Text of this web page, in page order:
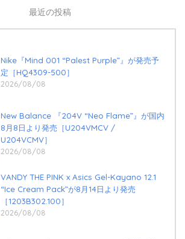
最近の投稿
Nike『Mind 001 “Palest Purple”』が発売予
定［HQ4309-500］
2026/08/08
New Balance 『204V “Neo Flame”』が国内
8月8日より発売［U204VMCV /
U204VCMV］
2026/08/08
VANDY THE PINK x Asics Gel-Kayano 12.1
“Ice Cream Pack”が8月14日より発売
［1203B302.100］
2026/08/08